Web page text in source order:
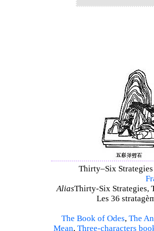
Thirty–Six
AliasThirty-Six Strategies,
Les 36
The Book of Odes, The
Mean, Three-characters